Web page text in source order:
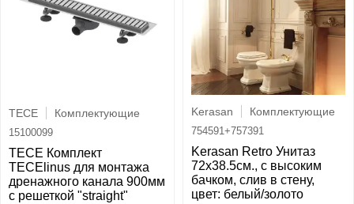
TECE Комплектующие
15100099
TECE Комплект
TECElinus для монтажа
дренажного канала 900мм
с решеткой "straight"
Kerasan Комплектующие
754591+757391
Kerasan Retro Унитаз
72х38.5см., с высоким
бачком, слив в стену,
цвет: белый/золото